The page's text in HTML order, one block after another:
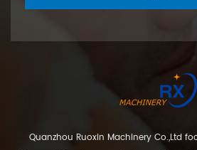
Quanzhou Ruoxin Machinery Co.,Ltd